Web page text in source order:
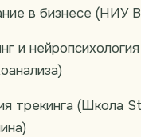
в бизнесе (НИУ
и
трекинга (Школа